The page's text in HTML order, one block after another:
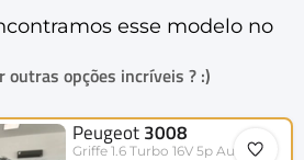
esse modelo no
outras opções incríveis ? :)
Peugeot 3008
Griffe 1.6 Turbo 16V 5p Aut.